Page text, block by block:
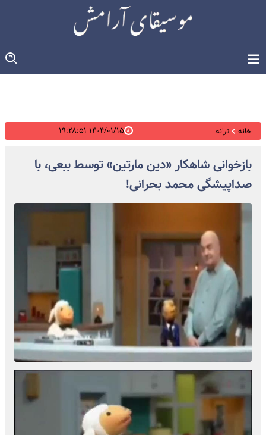
خانه ترانه ۱۴۰۴/۰۱/۱۵ ۱۹:۲۸:۵۱
بازخوانی شاهکار «دین مارتین» توسط ببعی، با
صداپیشگی محمد بحرانی!